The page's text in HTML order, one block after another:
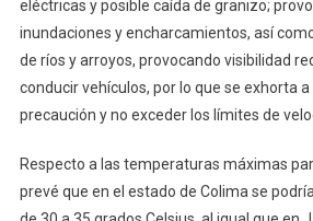
eléctricas y posible caída de granizo;
inundaciones y encharcamientos, así
de ríos y arroyos, provocando visibilidad
conducir vehículos, por lo que se exhorta
precaución y no exceder los límites de
Respecto a las temperaturas máximas
prevé que en el estado de Colima se